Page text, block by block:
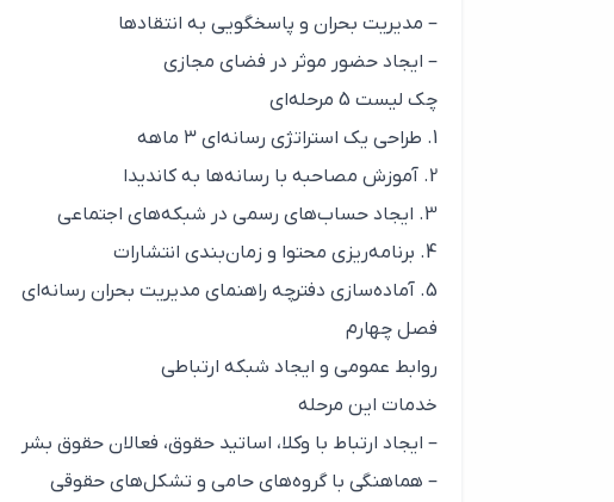
– مدیریت بحران و پاسخگویی به انتقادها
– ایجاد حضور موثر در فضای مجازی
چک لیست 5 مرحله‌ای
1. طراحی یک استراتژی رسانه‌ای ۳ ماهه
2. آموزش مصاحبه با رسانه‌ها به کاندیدا
3. ایجاد حساب‌های رسمی در شبکه‌های اجتماعی
4. برنامه‌ریزی محتوا و زمان‌بندی انتشارات
5. آماده‌سازی دفترچه راهنمای مدیریت بحران رسانه‌ای
فصل چهارم
روابط عمومی و ایجاد شبکه ارتباطی
خدمات این مرحله
– ایجاد ارتباط با وکلا، اساتید حقوق، فعالان حقوق بشر
– هماهنگی با گروه‌های حامی و تشکل‌های حقوقی